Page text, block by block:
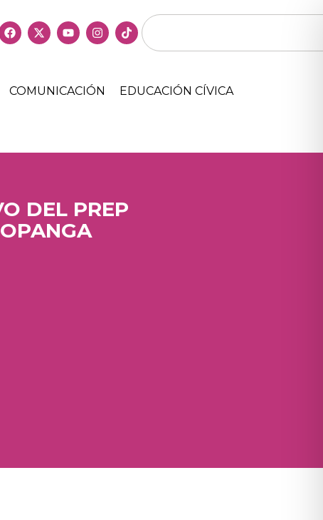
COMUNICACIÓN EDUCACIÓN CÍVICA
DEL PREP